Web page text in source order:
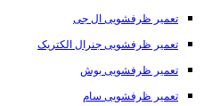
تعمیر ظرفشویی ال جی
تعمیر ظرفشویی جنرال الکتریک
تعمیر ظرفشویی بوش
تعمیر ظرفشویی سام